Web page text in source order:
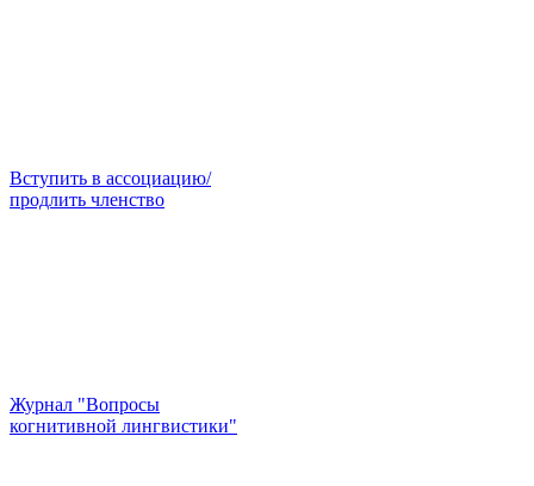
Вступить в ассоциацию/
продлить членство
Журнал "Вопросы
когнитивной лингвистики"